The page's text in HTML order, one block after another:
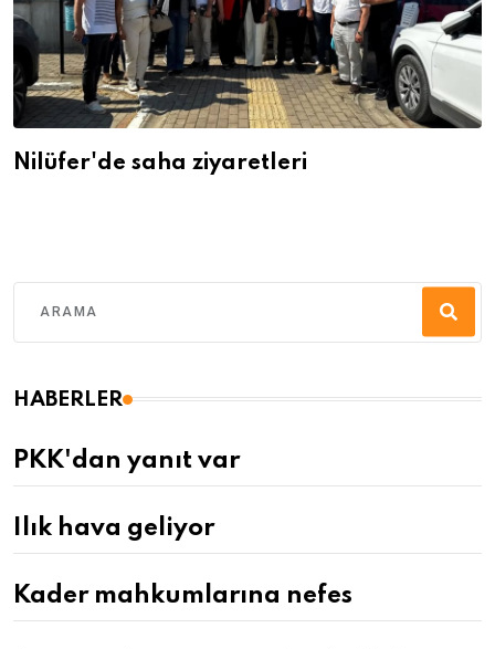
Nilüfer'de saha ziyaretleri
HABERLER
PKK'dan yanıt var
Ilık hava geliyor
Kader mahkumlarına nefes